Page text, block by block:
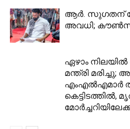
ആർ. സുഗതന്
അവധി;
ഏഴാം
മന്ത്രി മരിച്ചു;
എംഎൽഎമാർ
കെട്ടിടത്തിൽ,
മോർച്ചറിയിലേക്ക്